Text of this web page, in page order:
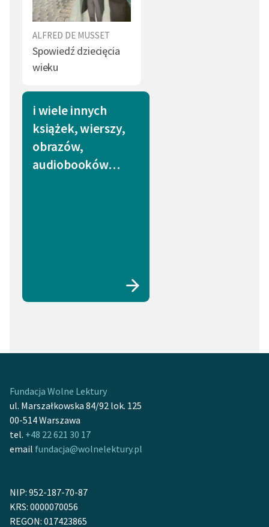
ALFRED DE MUSSET
Spowiedź dziecięcia
wieku
i wiele innych
książek, wierszy,
obrazów,
audiobooków…
Fundacja Wolne Lektury
ul. Marszałkowska 84/92 lok. 125
00-514 Warszawa
tel. +48 22 621 30 17
email fundacja@wolnelektury.pl
NIP: 952-187-70-87
KRS: 0000070056
REGON: 017423865